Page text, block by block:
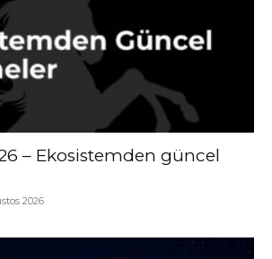
– Ekosistemden güncel
2026